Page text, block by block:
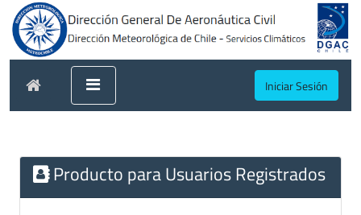
Iniciar Sesión
Producto para Usuarios Registrados